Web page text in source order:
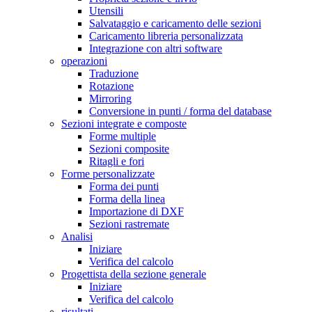
Utensili
Salvataggio e caricamento delle sezioni
Caricamento libreria personalizzata
Integrazione con altri software
operazioni
Traduzione
Rotazione
Mirroring
Conversione in punti / forma del database
Sezioni integrate e composte
Forme multiple
Sezioni composite
Ritagli e fori
Forme personalizzate
Forma dei punti
Forma della linea
Importazione di DXF
Sezioni rastremate
Analisi
Iniziare
Verifica del calcolo
Progettista della sezione generale
Iniziare
Verifica del calcolo